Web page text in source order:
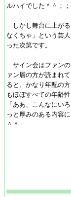
ルハイでした＾＾；；
しかし舞台に上が
なくちゃ」という芸
った次第です。
サイン会はファンの
ァン層の方が読まれ
ると、かなり年配の
もほぼすべての年齢
「ああ、こんなにい
っと厚みのある内容
＾＾